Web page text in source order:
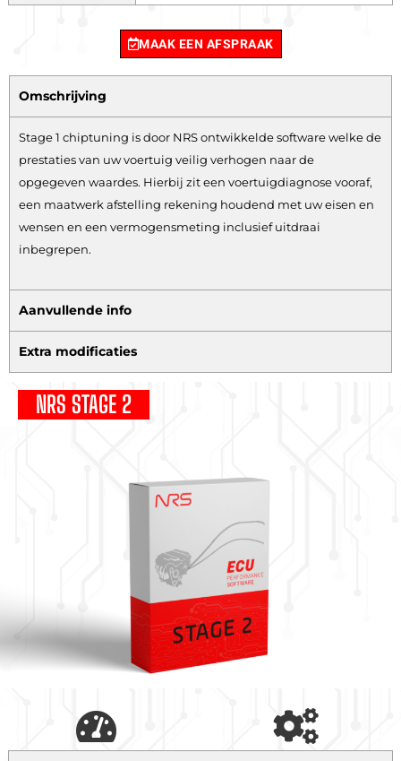
MAAK EEN AFSPRAAK
Omschrijving
Stage 1 chiptuning is door NRS ontwikkelde software welke de
prestaties van uw voertuig veilig verhogen naar de
opgegeven waardes. Hierbij zit een voertuigdiagnose vooraf,
een maatwerk afstelling rekening houdend met uw eisen en
wensen en een vermogensmeting inclusief uitdraai
inbegrepen.
Aanvullende info
Extra modificaties
NRS STAGE 2